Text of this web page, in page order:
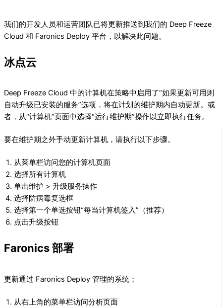
我们的开发人员和运营团队已将更新推送到我们的 Deep Freeze
Cloud 和 Faronics Deploy 平台，以解决此问题。
冰点云
Deep Freeze Cloud 中的计算机在策略中启用了“如果更新可用则
自动升级已安装的服务”选项，将在计划的维护期内自动更新。或
者，从“计算机”页面中选择“运行维护期”操作以立即执行任务。
要在维护期之外手动更新计算机，请执行以下步骤。
从菜单栏访问您的计算机页面
选择所有计算机
单击维护 > 升级服务操作
选择防病毒复选框
选择第一个单选按钮“每当计算机签入”（推荐）
点击升级按钮
Faronics 部署
更新通过 Faronics Deploy 管理的系统；
从右上角的菜单栏访问分析页面